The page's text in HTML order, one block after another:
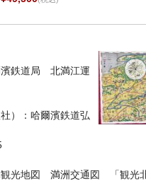
濱鉄道局 北満江運
）：哈爾濱鉄道弘
観光地図 満洲交通図 「観光